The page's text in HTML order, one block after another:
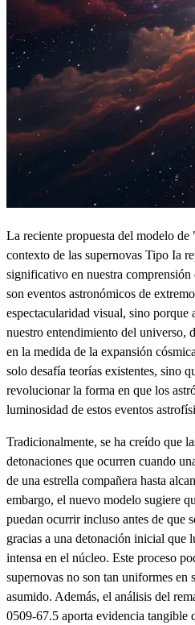
La reciente propuesta del modelo
contexto de las supernovas Tipo Ia
significativo en nuestra comprensión
son eventos astronómicos de
espectacularidad visual, sino
nuestro entendimiento del universo,
en la medida de la expansión
solo desafía teorías existentes, sino
revolucionar la forma en que los
luminosidad de estos eventos
Tradicionalmente, se ha creído que
detonaciones que ocurren cuando
de una estrella compañera hasta
embargo, el nuevo modelo sugiere
puedan ocurrir incluso antes de que
gracias a una detonación inicial que
intensa en el núcleo. Este proceso
supernovas no son tan uniformes en
asumido. Además, el análisis del
0509-67.5 aporta evidencia tangible